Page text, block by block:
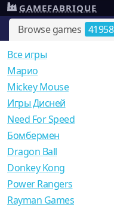
Browse games 41958
GAMEFABRIQUE
Все игры
Mарио
Mickey Mouse
Игры Дисней
Need For Speed
Бомбермен
Dragon Ball
Donkey Kong
Power Rangers
Rayman Games